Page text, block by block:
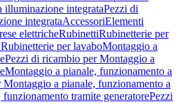
illuminazione integrataPezzi di
integrataAccessoriElementi
elettricheRubinettiRubinetterie per
per lavaboMontaggio a
Pezzi di ricambio per Montaggio a
Montaggio a pianale, funzionamento a
a pianale, funzionamento a
tramite generatorePezzi